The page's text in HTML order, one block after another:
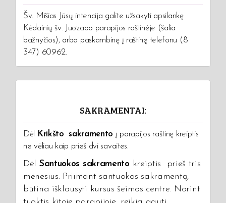
Šv. Mišias Jūsų intencija galite užsakyti apsilankę
Kėdainių šv. Juozapo parapijos raštinėje (šalia
bažnyčios), arba paskambinę į raštinę telefonu (8
347) 60962.
SAKRAMENTAI:
Dėl Krikšto sakramento į parapijos raštinę kreiptis
ne vėliau kaip prieš dvi savaites.
Dėl Santuokos sakramento kreiptis prieš tris
mėnesius. Priimant santuokos sakramentą,
būtina išklausyti kursus šeimos centre. Norint